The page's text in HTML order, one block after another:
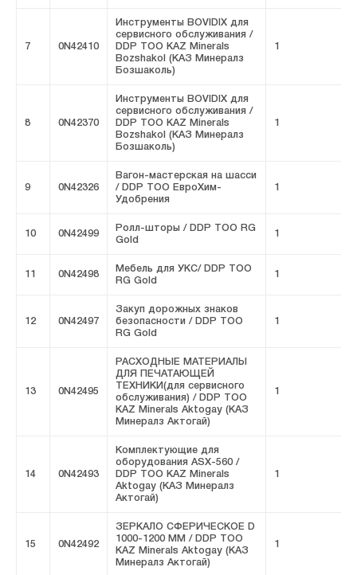
7 0N42410
Инструменты BOVIDIX для
сервисного обслуживания /
DDP ТОО KAZ Minerals
Bozshakol (КАЗ Минералз
Бозшаколь)
1
8 0N42370
Инструменты BOVIDIX для
сервисного обслуживания /
DDP ТОО KAZ Minerals
Bozshakol (КАЗ Минералз
Бозшаколь)
1
9 0N42326
Вагон-мастерская на шасси
/ DDP ТОО ЕвроХим-
Удобрения
1
10 0N42499
Ролл-шторы / DDP ТОО RG
Gold
1
11 0N42498
Мебель для УКС/ DDP ТОО
RG Gold
1
12 0N42497
Закуп дорожных знаков
безопасности / DDP ТОО
RG Gold
1
13 0N42495
РАСХОДНЫЕ МАТЕРИАЛЫ
ДЛЯ ПЕЧАТАЮЩЕЙ
ТЕХНИКИ(для сервисного
обслуживания) / DDP ТОО
KAZ Minerals Aktogay (КАЗ
Минералз Актогай)
1
14 0N42493
Комплектующие для
оборудования ASX-560 /
DDP ТОО KAZ Minerals
Aktogay (КАЗ Минералз
Актогай)
1
15 0N42492
ЗЕРКАЛО СФЕРИЧЕСКОЕ D
1000-1200 MM / DDP ТОО
KAZ Minerals Aktogay (КАЗ
Минералз Актогай)
1